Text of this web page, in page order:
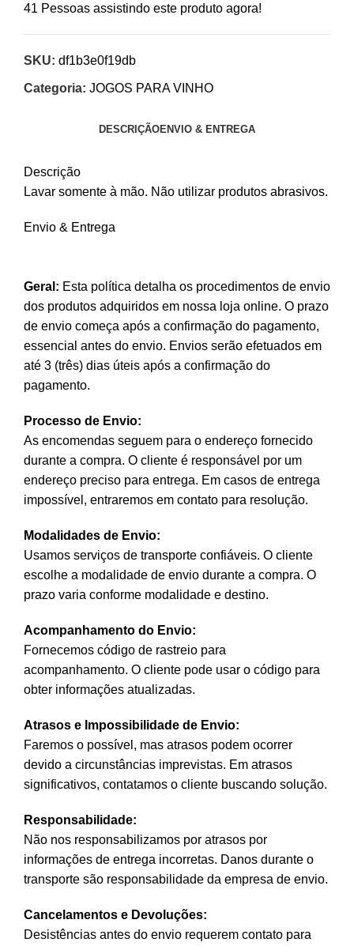
41 Pessoas assistindo este produto agora!
SKU: df1b3e0f19db
Categoria: JOGOS PARA VINHO
DESCRIÇÃOENVIO & ENTREGA
Descrição
Lavar somente à mão. Não utilizar produtos abrasivos.
Envio & Entrega
Geral: Esta política detalha os procedimentos de envio
dos produtos adquiridos em nossa loja online. O prazo
de envio começa após a confirmação do pagamento,
essencial antes do envio. Envios serão efetuados em
até 3 (três) dias úteis após a confirmação do
pagamento.
Processo de Envio:
As encomendas seguem para o endereço fornecido
durante a compra. O cliente é responsável por um
endereço preciso para entrega. Em casos de entrega
impossível, entraremos em contato para resolução.
Modalidades de Envio:
Usamos serviços de transporte confiáveis. O cliente
escolhe a modalidade de envio durante a compra. O
prazo varia conforme modalidade e destino.
Acompanhamento do Envio:
Fornecemos código de rastreio para
acompanhamento. O cliente pode usar o código para
obter informações atualizadas.
Atrasos e Impossibilidade de Envio:
Faremos o possível, mas atrasos podem ocorrer
devido a circunstâncias imprevistas. Em atrasos
significativos, contatamos o cliente buscando solução.
Responsabilidade:
Não nos responsabilizamos por atrasos por
informações de entrega incorretas. Danos durante o
transporte são responsabilidade da empresa de envio.
Cancelamentos e Devoluções:
Desistências antes do envio requerem contato para